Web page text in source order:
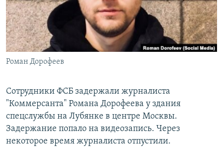
ПОДПИШИТЕСЬ НА РАССЫЛКУ
СОЦИАЛЬНЫЕ СЕТИ
Все сайты РСЕ/РС
Роман Дорофеев
Сотрудники ФСБ задержали журналиста
"Коммерсанта" Романа Дорофеева у здания
спецслужбы на Лубянке в центре Москвы.
Задержание попало на видеозапись. Через
некоторое время журналиста отпустили.